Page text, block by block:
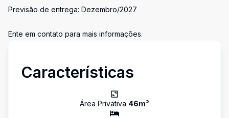
Previsão de entrega: Dezembro/2027
Ente em contato para mais informações.
Características
Área Privativa 46m²